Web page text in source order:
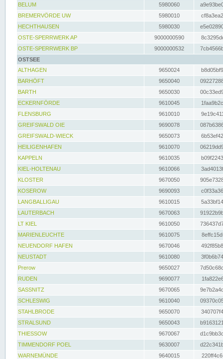
BELUM
5980060
BREMERVÖRDE UW
5980010
HECHTHAUSEN
5980030
OSTE-SPERRWERK AP
9000000590
OSTE-SPERRWERK BP
9000000532
OSTSEE
ALTHAGEN
9650024
BARHÖFT
9650040
BARTH
9650030
ECKERNFÖRDE
9610045
FLENSBURG
9610010
GREIFSWALD OIE
9690078
GREIFSWALD-WIECK
9650073
HEILIGENHAFEN
9610070
KAPPELN
9610035
KIEL-HOLTENAU
9610066
KLOSTER
9670050
KOSEROW
9690093
LANGBALLIGAU
9610015
LAUTERBACH
9670063
LT KIEL
9610050
MARIENLEUCHTE
9610075
NEUENDORF HAFEN
9670046
NEUSTADT
9610080
Prerow
9650027
RUDEN
9690077
SASSNITZ
9670065
SCHLESWIG
9610040
STAHLBRODE
9650070
STRALSUND
9650043
THIESSOW
9670067
TIMMENDORF POEL
9630007
WARNEMÜNDE
9640015